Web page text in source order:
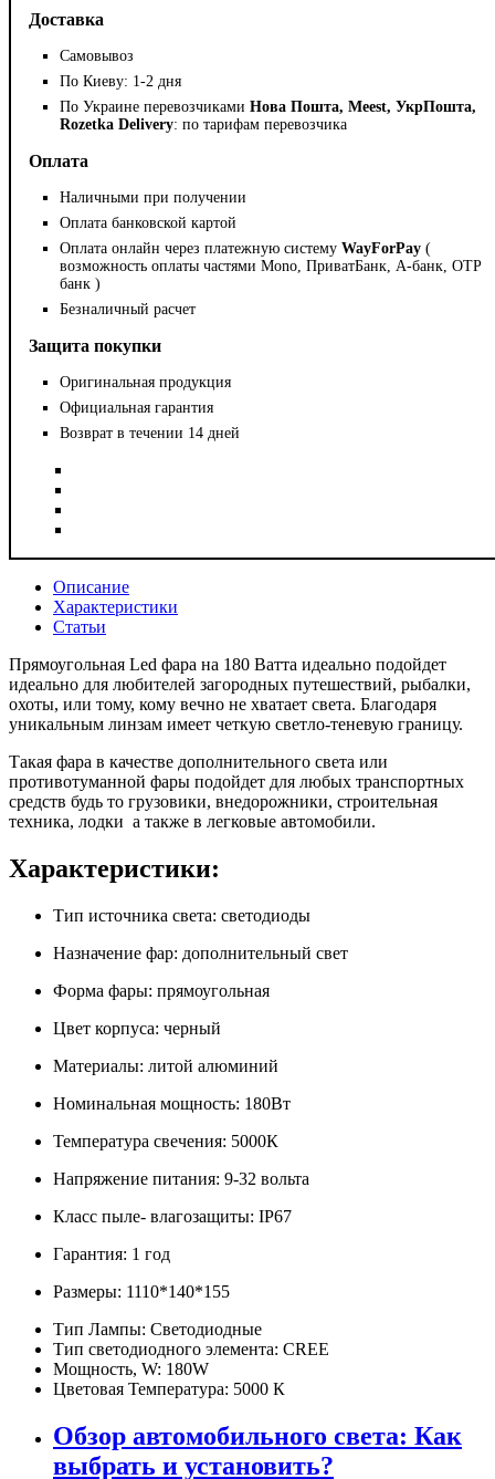
Доставка
Самовывоз
По Киеву: 1-2 дня
По Украине перевозчиками Нова Пошта, Meest, УкрПошта,
Rozetka Delivery: по тарифам перевозчика
Оплата
Наличными при получении
Оплата банковской картой
Оплата онлайн через платежную систему WayForPay (
возможность оплаты частями Mono, ПриватБанк, А-банк, OTP
банк )
Безналичный расчет
Защита покупки
Оригинальная продукция
Официальная гарантия
Возврат в течении 14 дней
Описание
Характеристики
Статьи
Прямоугольная Led фара на 180 Ватта идеально подойдет
идеально для любителей загородных путешествий, рыбалки,
охоты, или тому, кому вечно не хватает света. Благодаря
уникальным линзам имеет четкую светло-теневую границу.
Такая фара в качестве дополнительного света или
противотуманной фары подойдет для любых транспортных
средств будь то грузовики, внедорожники, строительная
техника, лодки а также в легковые автомобили.
Характеристики:
Тип источника света: светодиоды
Назначение фар: дополнительный свет
Форма фары: прямоугольная
Цвет корпуса: черный
Материалы: литой алюминий
Номинальная мощность: 180Вт
Температура свечения: 5000К
Напряжение питания: 9-32 вольта
Класс пыле- влагозащиты: IP67
Гарантия: 1 год
Размеры: 1110*140*155
Тип Лампы: Светодиодные
Тип светодиодного элемента: CREE
Мощность, W: 180W
Цветовая Температура: 5000 К
Обзор автомобильного света: Как
выбрать и установить?